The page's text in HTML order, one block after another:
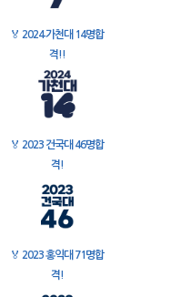
🏅 2024 가천대 14명합
격!!
🏅 2023 건국대 46명합
격!
🏅 2023 홍익대 71명합
격!